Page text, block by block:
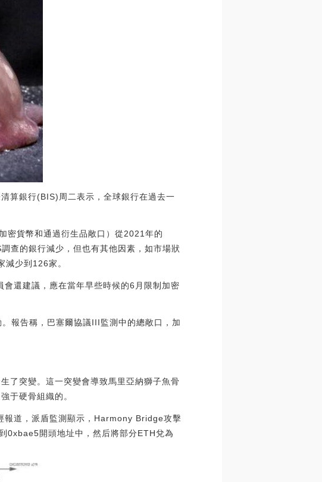
算銀行(BIS)周二表示，全球銀行在過去一
密貨幣和通過衍生品敞口）從2021年的
查的銀行減少，但也有其他因素，如市場狀
減少到126家。
還建議，應在當年早些時候的6月限制加密
報告稱，巴塞爾協議III監測中的總敞口，加
了突變。這一突變會導致馬里亞納獅子魚骨
于硬骨組織的。
道，派盾監測顯示，Harmony Bridge攻擊
0xbae5開頭地址中，然后將部分ETH兌為